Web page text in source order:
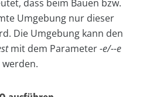
dass beim Bauen bzw.
Umgebung nur dieser
Die Umgebung kann den
mit dem Parameter-e/--e